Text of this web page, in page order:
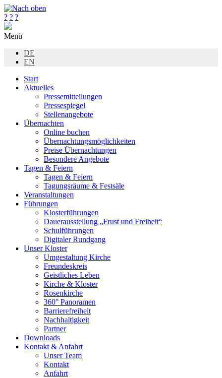
? ? ?
Menü
DE
EN
Start
Aktuelles
Pressemitteilungen
Pressespiegel
Stellenangebote
Übernachten
Online buchen
Übernachtungsmöglichkeiten
Preise Übernachtungen
Besondere Angebote
Tagen & Feiern
Tagen & Feiern
Tagungsräume & Festsäle
Veranstaltungen
Führungen
Klosterführungen
Dauerausstellung „Frust und Freiheit“
Schulführungen
Digitaler Rundgang
Unser Kloster
Umgestaltung Kirche
Freundeskreis
Geistliches Leben
Kirche & Kloster
Rosenkirche
360° Panoramen
Barrierefreiheit
Nachhaltigkeit
Partner
Downloads
Kontakt & Anfahrt
Unser Team
Kontakt
Anfahrt